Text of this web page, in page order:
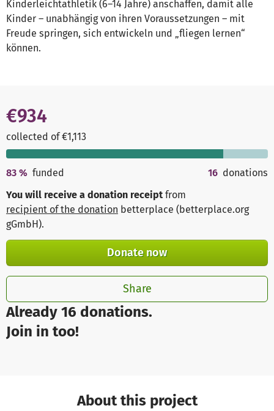
Kinderleichtathletik (6–14 Jahre) anschaffen, damit alle
Kinder – unabhängig von ihren Voraussetzungen – mit
Freude springen, sich entwickeln und „fliegen lernen“
können.
Already 16 donations.
Join in too!
€934
collected of €1,113
83 % funded 16 donations
You will receive a donation receipt from
recipient of the donation betterplace (betterplace.org
gGmbH).
Donate now
Share
About this project